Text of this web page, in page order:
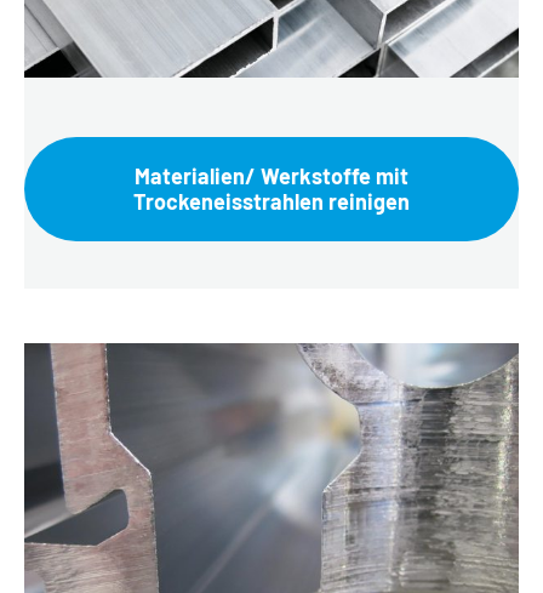
Materialien/ Werkstoffe mit
Trockeneisstrahlen reinigen